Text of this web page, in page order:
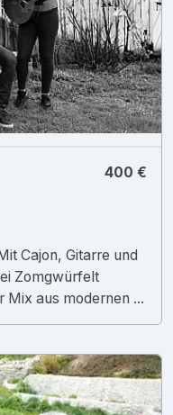
400 €
Cajon, Gitarre und
Zomgwürfelt
Mix aus modernen ...